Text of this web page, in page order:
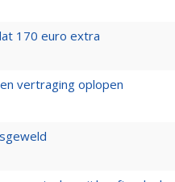
170 euro extra
vertraging oplopen